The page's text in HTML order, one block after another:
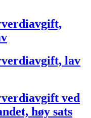
lav
ved
høy sats